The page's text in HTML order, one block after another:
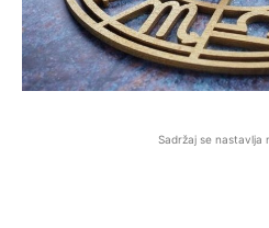
Sadržaj se nastavlja